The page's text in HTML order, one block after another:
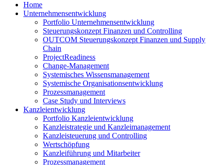
Home
Unternehmensentwicklung
Portfolio Unternehmensentwicklung
Steuerungskonzept Finanzen und Controlling
OUTCOM Steuerungskonzept Finanzen und Supply
Chain
ProjectReadiness
Change-Management
Systemisches Wissensmanagement
Systemische Organisationsentwicklung
Prozessmanagement
Case Study und Interviews
Kanzleientwicklung
Portfolio Kanzleientwicklung
Kanzleistrategie und Kanzleimanagement
Kanzleisteuerung und Controlling
Wertschöpfung
Kanzleiführung und Mitarbeiter
Prozessmanagement